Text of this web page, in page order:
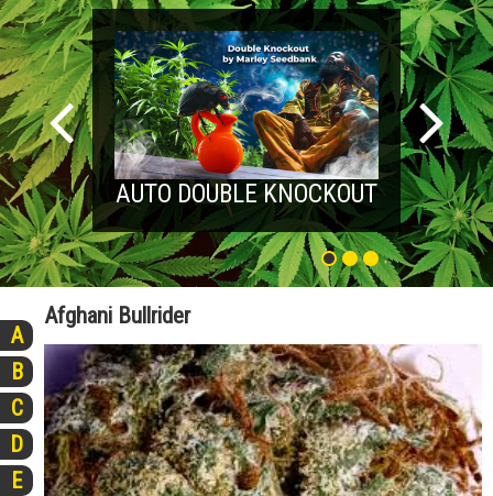
AUTO DOUBLE KNOCKOUT
A
B
C
D
E
Afghani Bullrider